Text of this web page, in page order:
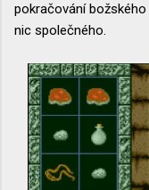
pokračování božského
nic společného.